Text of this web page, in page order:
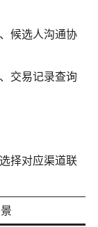
候选人沟通协
交易记录查询
择对应渠道联